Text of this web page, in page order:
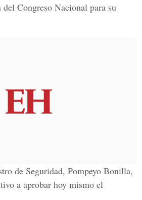
Congreso Nacional para su
de Seguridad, Pompeyo Bonilla,
a aprobar hoy mismo el